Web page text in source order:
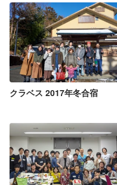
クラベス 2017年冬合宿